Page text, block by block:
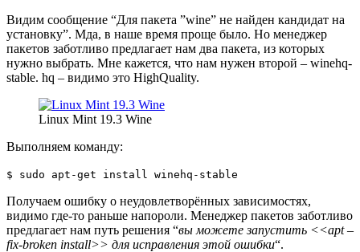
Видим сообщение “Для пакета ”wine” не найден кандидат на
установку”. Мда, в наше время проще было. Но менеджер
пакетов заботливо предлагает нам два пакета, из которых
нужно выбрать. Мне кажется, что нам нужен второй – winehq-
stable. hq – видимо это HighQuality.
Linux Mint 19.3 Wine
Выполняем команду:
$ sudo apt-get install winehq-stable
Получаем ошибку о неудовлетворённых зависимостях,
видимо где-то раньше напороли. Менеджер пакетов заботливо
предлагает нам путь решения “вы можете запустить <<apt –
fix-broken install>> для исправления этой ошибки“.